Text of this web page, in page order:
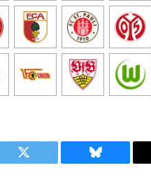
Twitter Bluesky